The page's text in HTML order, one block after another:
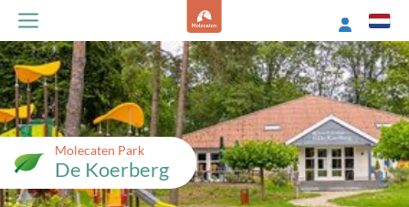
Molecaten Park
De Koerberg